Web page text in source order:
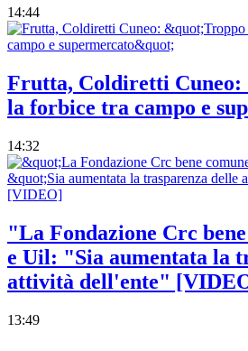
14:44
Frutta, Coldiretti Cuneo:
la forbice tra campo e
14:32
"La Fondazione Crc
e Uil: "Sia aumentata la
attività dell'ente"
13:49